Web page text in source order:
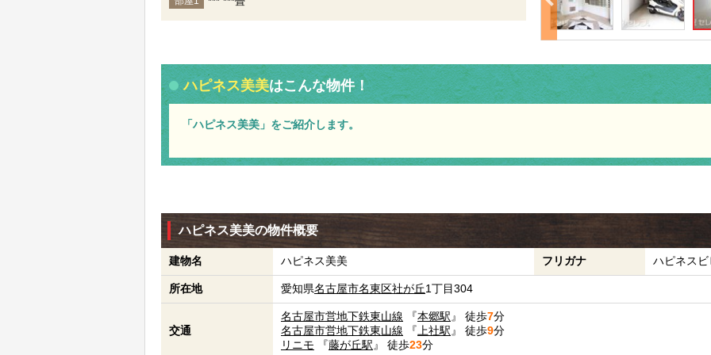
ハピネス美美はこんな物件！
「ハピネス美美」をご紹介します。
ハピネス美美の物件概要
建物名 ハピネス美美 フリガナ ハピネスビ
所在地 愛知県名古屋市名東区社が丘1丁目304
交通
名古屋市営地下鉄東山線 『本郷駅 』 徒歩7分
名古屋市営地下鉄東山線 『 上社駅 』 徒歩9分
リニモ 『藤が丘駅 』 徒歩23分